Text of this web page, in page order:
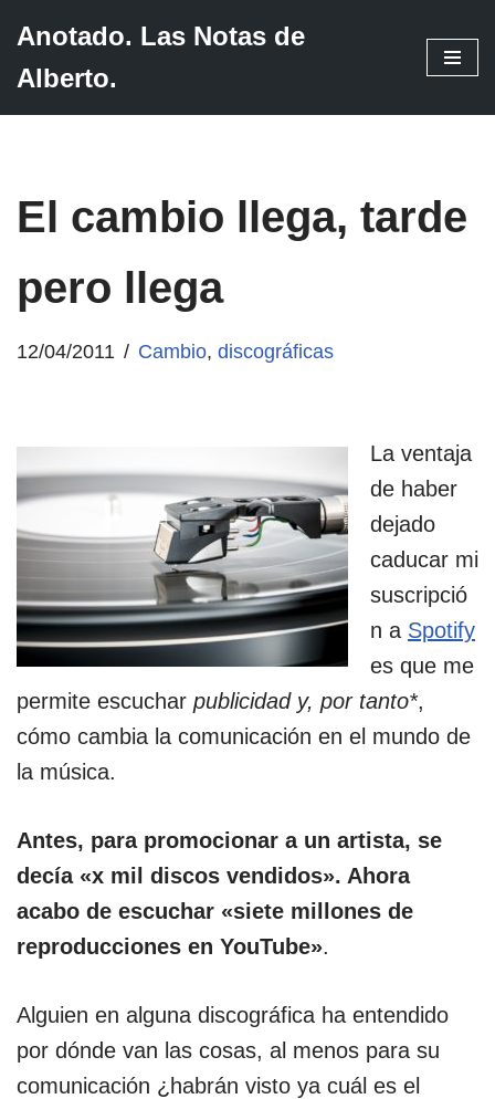
Saltar
Anotado. Las Notas de
Alberto.
El cambio llega, tarde
pero llega
12/04/2011 Cambio, discográficas
La ventaja
de haber
dejado
caducar mi
suscripció
n a Spotify
es que me
permite escuchar publicidad y, por tanto*,
cómo cambia la comunicación en el mundo de
la música.
Antes, para promocionar a un artista, se
decía «x mil discos vendidos». Ahora
acabo de escuchar «siete millones de
reproducciones en YouTube».
Alguien en alguna discográfica ha entendido
por dónde van las cosas, al menos para su
comunicación ¿habrán visto ya cuál es el